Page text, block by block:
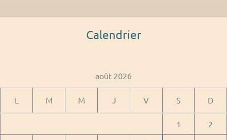
Calendrier
août 2026
L M M J V S D
1 2